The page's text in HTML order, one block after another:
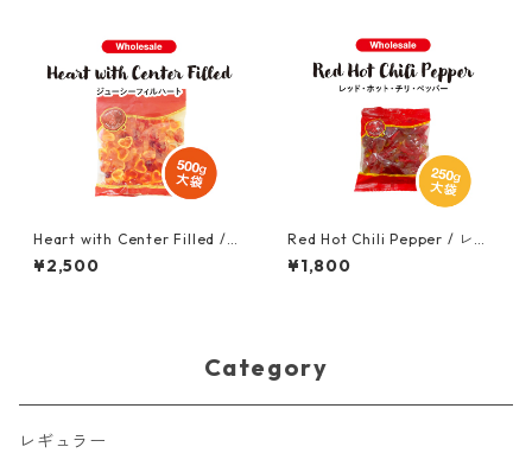
Heart with Center Filled /
ジューシーフィルハート 500
g (大袋)
¥2,500
Red Hot Chili Pepper / レッ
ド・ホット・チリ・ペッパー 2
50g (大袋）
¥1,800
Category
レギュラー